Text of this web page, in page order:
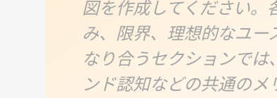
図を作成してください。
み、限界、理想的なユー
なり合うセクションで
ンド認知などの共通の